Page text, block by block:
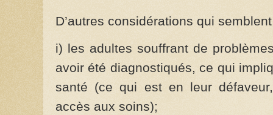
D’autres considérations qui
i) les adultes souffrant de
avoir été diagnostiqués, ce qui
santé (ce qui est en leur
accès aux soins);